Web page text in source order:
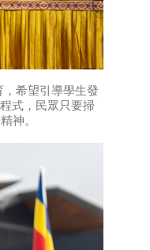
希望引導學生發
式，民眾只要掃
神。